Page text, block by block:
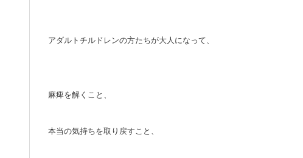
アダルトチルドレンの方たちが大人になって、
麻痺を解くこと、
本当の気持ちを取り戻すこと、